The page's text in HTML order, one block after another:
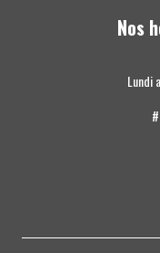
Nos
Lundi